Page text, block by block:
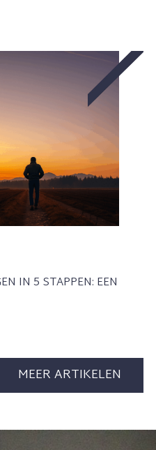
IN 5 STAPPEN: EEN
MEER ARTIKELEN